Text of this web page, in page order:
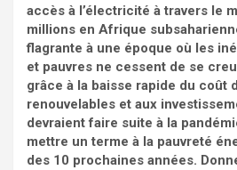
accès à l’électricité à travers le
millions en Afrique
flagrante à une époque où les
et pauvres ne cessent de se
grâce à la baisse rapide du coût
renouvelables et aux
devraient faire suite à la
mettre un terme à la pauvreté
des 10 prochaines années.